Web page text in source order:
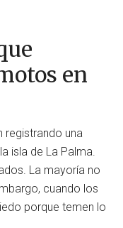
en
registrando una
isla de La Palma.
La mayoría no
cuando los
porque temen lo